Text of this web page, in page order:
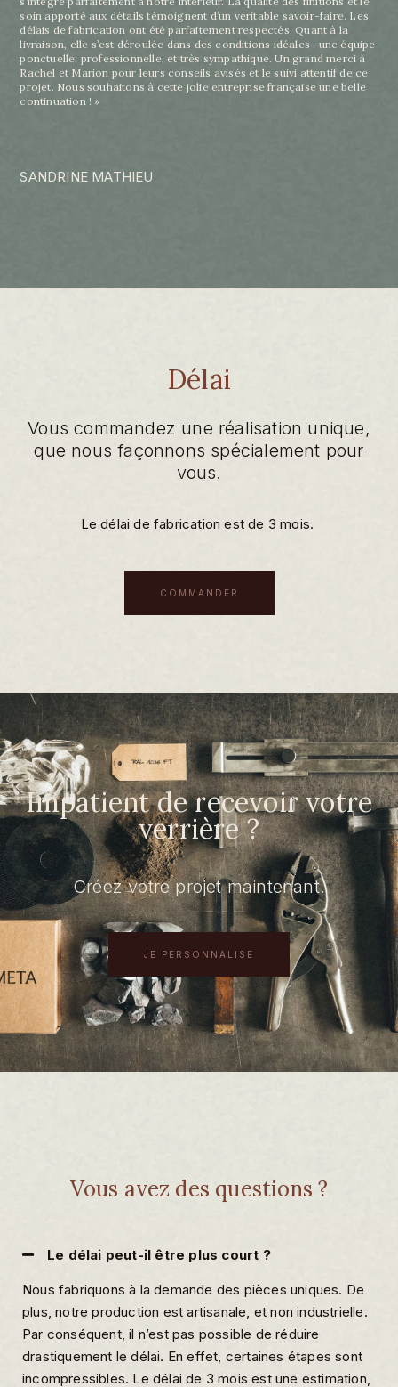
soin apporté aux détails témoignent d’un véritable savoir-faire. Les
délais de fabrication ont été parfaitement respectés. Quant à la
livraison, elle s’est déroulée dans des conditions idéales : une équipe
ponctuelle, professionnelle, et très sympathique. Un grand merci à
Rachel et Marion pour leurs conseils avisés et le suivi attentif de ce
projet. Nous souhaitons à cette jolie entreprise française une belle
continuation ! »
SANDRINE MATHIEU
Délai
Vous commandez une réalisation unique,
que nous façonnons spécialement pour
vous.
Le délai de fabrication est de 3 mois.
COMMANDER
Impatient de recevoir votre
verrière ?
Créez votre projet maintenant.
JE PERSONNALISE
Vous avez des questions ?
Le délai peut-il être plus court ?
Nous fabriquons à la demande des pièces uniques. De
plus, notre production est artisanale, et non industrielle.
Par conséquent, il n’est pas possible de réduire
drastiquement le délai. En effet, certaines étapes sont
incompressibles. Le délai de 3 mois est une estimation,